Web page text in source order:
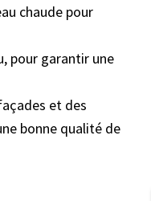
chaude pour
pour garantir une
et des
bonne qualité de